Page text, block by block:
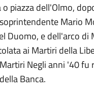
o piazza dell'Olmo,
Mario
Duomo, e dell'arco di
ai Martiri della
Negli anni '40 fu
Banca.